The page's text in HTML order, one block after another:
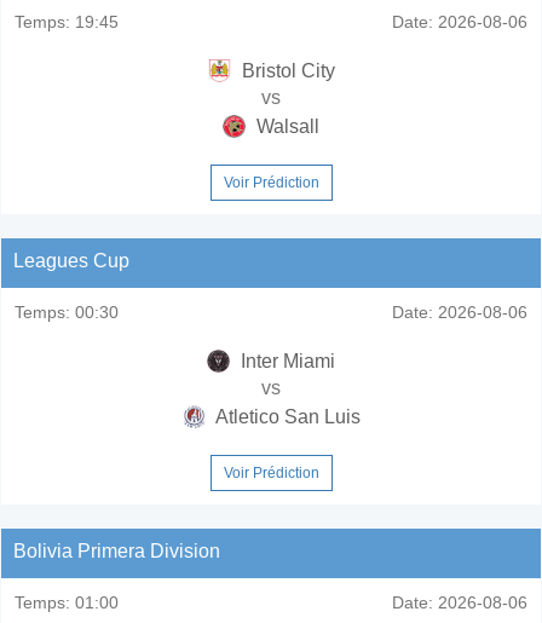
Temps: 19:45 Date: 2026-08-06
Bristol City
vs
Walsall
Voir Prédiction
Leagues Cup
Temps: 00:30 Date: 2026-08-06
Inter Miami
vs
Atletico San Luis
Voir Prédiction
Bolivia Primera Division
Temps: 01:00 Date: 2026-08-06